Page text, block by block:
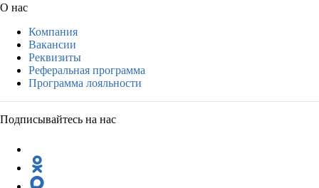
О нас
Компания
Вакансии
Реквизиты
Реферальная программа
Программа лояльности
Подписывайтесь на нас